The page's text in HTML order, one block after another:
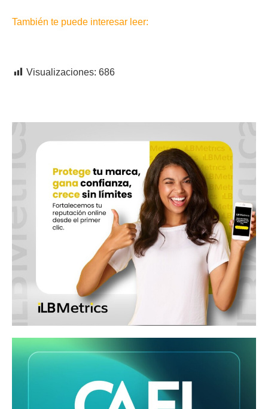
También te puede interesar leer:
Visualizaciones: 686